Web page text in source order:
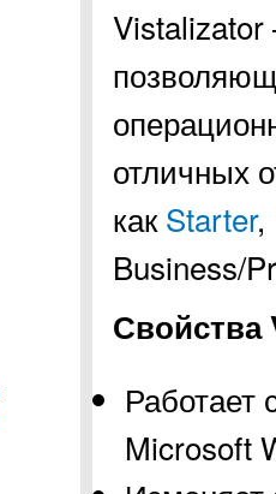
Vistalizator
отличных
какStarter,
Business/
Свойства
Работает
Microsoft